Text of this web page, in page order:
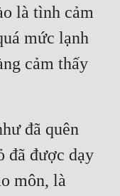
là tình cảm
mức lạnh
cảm thấy
đã quên
đã được dạy
môn, là